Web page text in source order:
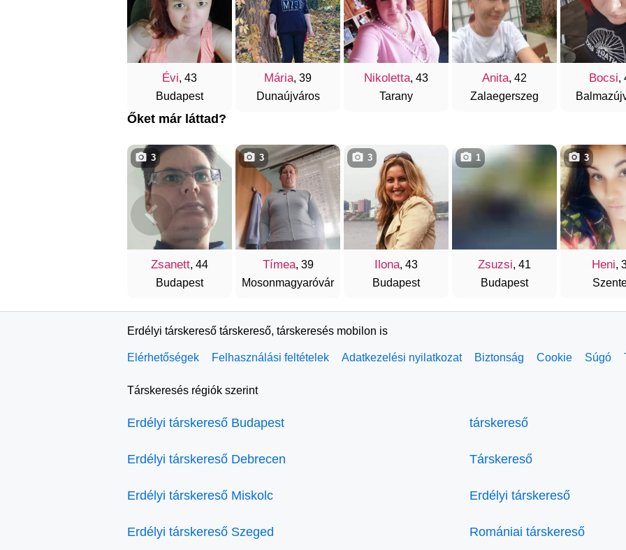
Évi, 43
Budapest
Mária, 39
Dunaújváros
Nikoletta, 43
Tarany
Anita, 42
Zalaegerszeg
Bocsi,
Őket már láttad?
Zsanett, 44
Budapest
3
Tímea, 39
Mosonmagyaróvár
3
Ilona, 43
Budapest
3
Zsuzsi, 41
Budapest
1
Heni,
3
Erdélyi társkereső társkereső, társkeresés mobilon is
Elérhetőségek Felhasználási feltételek Adatkezelési nyilatkozat Biztonság Cookie Súgó
Társkeresés régiók szerint
Erdélyi társkereső Budapest
Erdélyi társkereső Debrecen
Erdélyi társkereső Miskolc
Erdélyi társkereső Szeged
társkereső
Társkereső
Erdélyi társkereső
Romániai társkereső